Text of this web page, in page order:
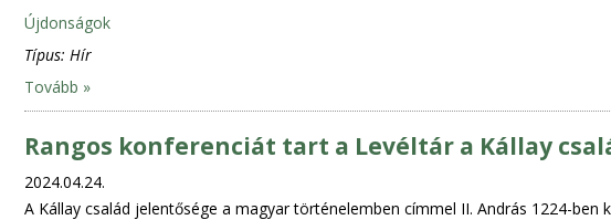
Újdonságok
Típus: Hír
Tovább »
Rangos konferenciát tart a Levéltár a Kállay
2024.04.24.
A Kállay család jelentősége a magyar történelemben címmel II. András 1224-ben